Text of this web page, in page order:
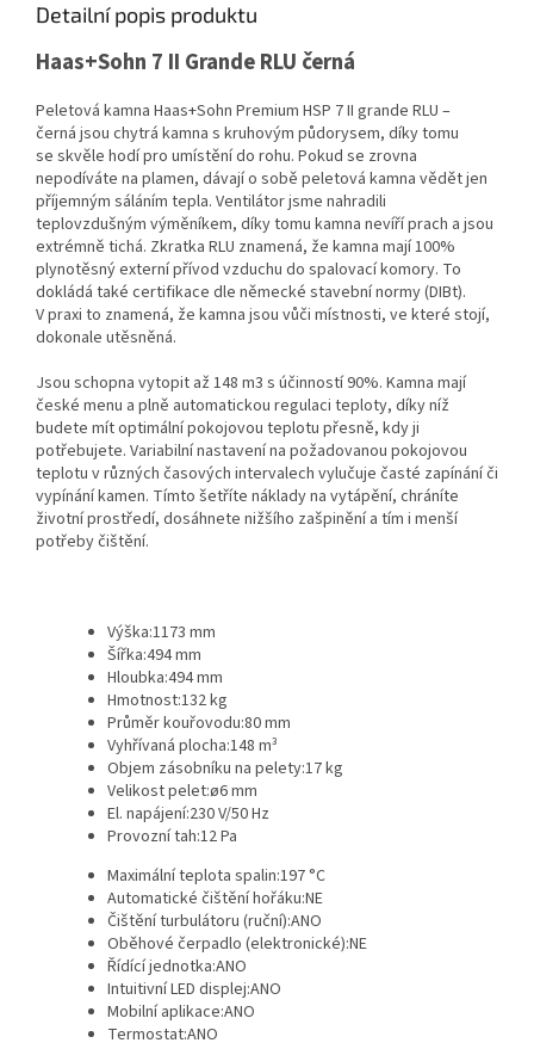
Detailní popis produktu
Haas+Sohn 7 II Grande RLU černá
Peletová kamna Haas+Sohn Premium HSP 7 II grande RLU –
černá jsou chytrá kamna s kruhovým půdorysem, díky tomu
se skvěle hodí pro umístění do rohu. Pokud se zrovna
nepodíváte na plamen, dávají o sobě peletová kamna vědět jen
příjemným sáláním tepla. Ventilátor jsme nahradili
teplovzdušným výměníkem, díky tomu kamna nevíří prach a jsou
extrémně tichá. Zkratka RLU znamená, že kamna mají 100%
plynotěsný externí přívod vzduchu do spalovací komory. To
dokládá také certifikace dle německé stavební normy (DIBt).
V praxi to znamená, že kamna jsou vůči místnosti, ve které stojí,
dokonale utěsněná.
Jsou schopna vytopit až 148 m3 s účinností 90%. Kamna mají
české menu a plně automatickou regulaci teploty, díky níž
budete mít optimální pokojovou teplotu přesně, kdy ji
potřebujete. Variabilní nastavení na požadovanou pokojovou
teplotu v různých časových intervalech vylučuje časté zapínání či
vypínání kamen. Tímto šetříte náklady na vytápění, chráníte
životní prostředí, dosáhnete nižšího zašpinění a tím i menší
potřeby čištění.
Výška:1173 mm
Šířka:494 mm
Hloubka:494 mm
Hmotnost:132 kg
Průměr kouřovodu:80 mm
Vyhřívaná plocha:148 m³
Objem zásobníku na pelety:17 kg
Velikost pelet:ø6 mm
El. napájení:230 V/50 Hz
Provozní tah:12 Pa
Maximální teplota spalin:197 °C
Automatické čištění hořáku:NE
Čištění turbulátoru (ruční):ANO
Oběhové čerpadlo (elektronické):NE
Řídící jednotka:ANO
Intuitivní LED displej:ANO
Mobilní aplikace:ANO
Termostat:ANO